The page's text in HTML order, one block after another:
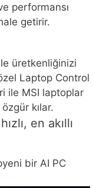
performansı
getirir.
üretkenliğinizi
özel Laptop Control
ile MSI laptoplar
kılar.
en akıllı
bir AI PC